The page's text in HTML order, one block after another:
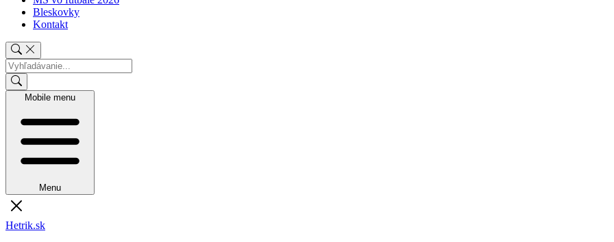
Bleskovky
Kontakt
Mobile menu
Menu
Hetrik.sk